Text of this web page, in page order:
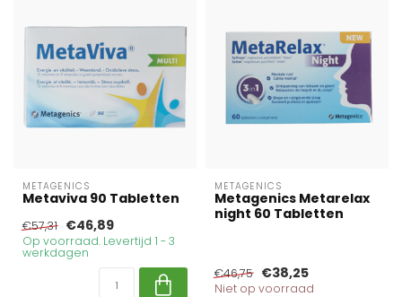
METAGENICS
Metaviva 90 Tabletten
€57,31 €46,89
Op voorraad. Levertijd 1 - 3
werkdagen
METAGENICS
Metagenics Metarelax
night 60 Tabletten
€46,75 €38,25
Niet op voorraad